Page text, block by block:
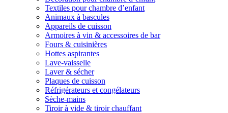
Textiles pour chambre d’enfant
Animaux à bascules
Appareils de cuisson
Armoires à vin & accessoires de bar
Fours & cuisinières
Hottes aspirantes
Lave-vaisselle
Laver & sécher
Plaques de cuisson
Réfrigérateurs et congélateurs
Sèche-mains
Tiroir à vide & tiroir chauffant